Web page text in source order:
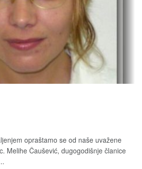
opraštamo se od naše uvažene
Melihe Čaušević, dugogodišnje članice